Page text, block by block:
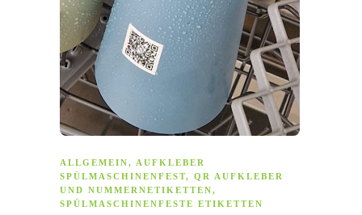
ALLGEMEIN, AUFKLEBER
SPÜLMASCHINENFEST, QR AUFKLEBER
UND NUMMERNETIKETTEN,
SPÜLMASCHINENFESTE ETIKETTEN